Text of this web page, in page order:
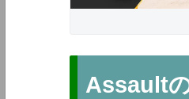
Assault